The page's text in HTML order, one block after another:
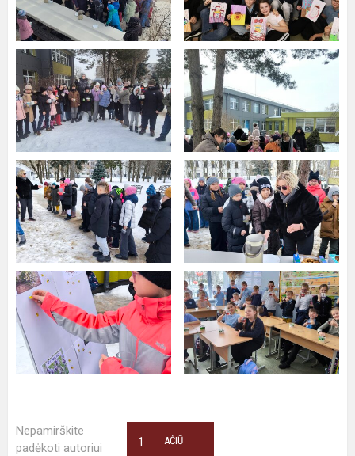
Nepamirškite
padėkoti autoriui
AČIŪ
1